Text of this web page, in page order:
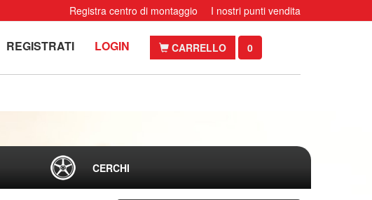
Registra centro di montaggio I nostri punti vendita
REGISTRATI LOGIN CARRELLO 0
CERCHI